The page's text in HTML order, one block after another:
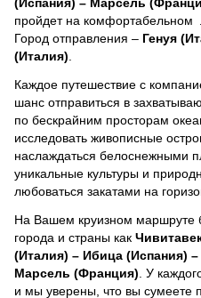
пройдет на комфортабельном
Город отправления – Генуя
(Италия)
Каждое путешествие с
шанс отправиться в
по бескрайним просторам
исследовать живописные
наслаждаться белоснежными
уникальные культуры и
любоваться закатами на
На Вашем круизном маршруте
города и страны как
(Италия) – Ибица (Испания)
Марсель (Франция) . У
и мы уверены, что вы сумеете